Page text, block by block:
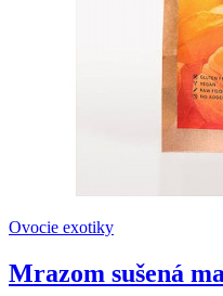
Ovocie exotiky
Mrazom sušená